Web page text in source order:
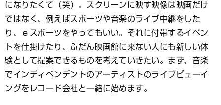
になりたくて（笑）。スクリーンに映す映像は映画だけ
ではなく、例えばスポーツや音楽のライブ中継をした
り、ｅスポーツをやってもいい。それに付帯するイベン
トを仕掛けたり、ふだん映画館に来ない人にも新しい体
験として提案できるものを考えていきたい。まず、音楽
でインディペンデントのアーティストのライブビューイ
ングをレコード会社と一緒に始めます。